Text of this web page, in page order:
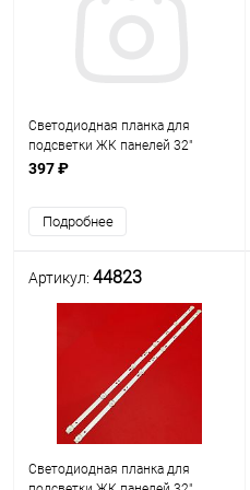
Светодиодная планка для
подсветки ЖК панелей 32"
(6линз) (3V) RF-AE320E30-
397 ₽
Подробнее
Артикул: 44823
Светодиодная планка для